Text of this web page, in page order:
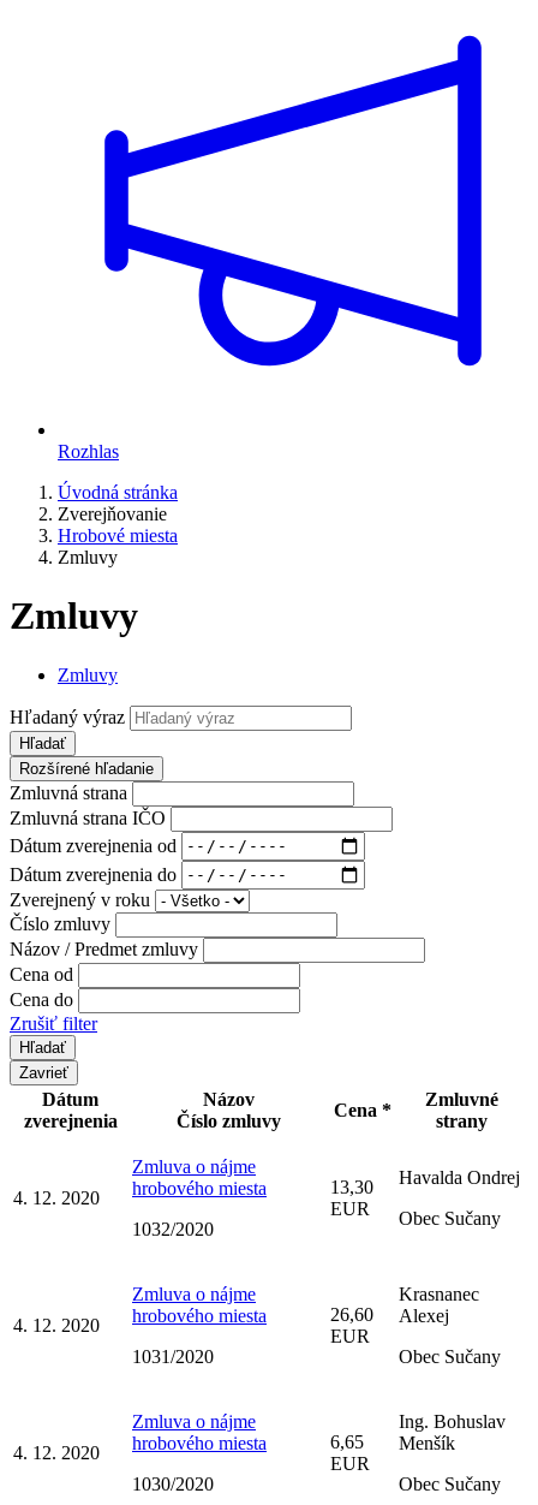
Rozhlas
Úvodná stránka
Zverejňovanie
Hrobové miesta
Zmluvy
Zmluvy
Zmluvy
Hľadaný výraz
Hľadať
Rozšírené hľadanie
Zmluvná strana
Zmluvná strana IČO
Dátum zverejnenia od
Dátum zverejnenia do
Zverejnený v roku
Číslo zmluvy
Názov / Predmet zmluvy
Cena od
Cena do
Zrušiť filter
Zavrieť
Dátum
zverejnenia
Názov
Číslo zmluvy
Cena *
Zmluvné
strany
4. 12. 2020
Zmluva o nájme
hrobového miesta
1032/2020
13,30
EUR
Havalda Ondrej
Obec Sučany
4. 12. 2020
Zmluva o nájme
hrobového miesta
1031/2020
26,60
EUR
Krasnanec
Alexej
Obec Sučany
4. 12. 2020
Zmluva o nájme
hrobového miesta
1030/2020
6,65
EUR
Ing. Bohuslav
Menšík
Obec Sučany